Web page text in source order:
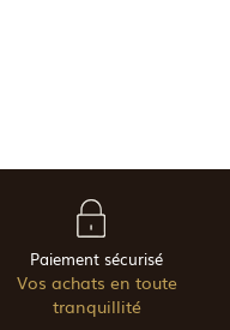
Paiement sécurisé
Vos achats en toute
tranquillité